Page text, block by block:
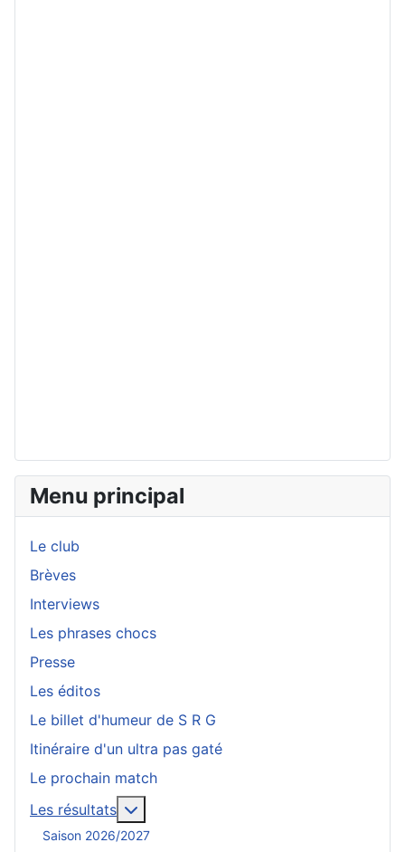
Menu principal
Le club
Brèves
Interviews
Les phrases chocs
Presse
Les éditos
Le billet d'humeur de S R G
Itinéraire d'un ultra pas gaté
Le prochain match
Les résultats
Saison 2026/2027